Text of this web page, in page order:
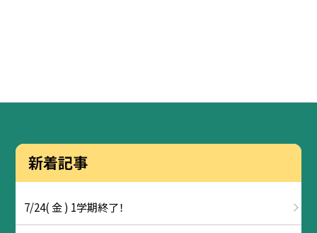
新着記事
7/24( 金 ) 1学期終了！